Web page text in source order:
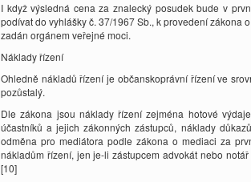
I když výsledná cena za znalecký posudek bude v
podívat do vyhlášky č. 37/1967 Sb., k provedení zákona
zadán orgánem veřejné moci.
Náklady řízení
Ohledně nákladů řízení je občanskoprávní řízení ve
pozůstalý.
Dle zákona jsou náklady řízení zejména hotové
účastníků a jejich zákonných zástupců, náklady
odměna pro mediátora podle zákona o mediaci za
nákladům řízení, jen je-li zástupcem advokát nebo
[10]